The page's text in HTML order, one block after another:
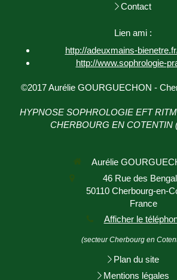
Contact
Lien ami :
http://adeuxmains-
http://www.sophrologie-
©2017 Aurélie GOURGUECHON -
HYPNOSE SOPHROLOGIE EFT
CHERBOURG EN COTENTIN
Aurélie
46 Rue des
50110 Cherbourg-en-
France
Afficher le
(secteur Cherbourg en
Plan du site
Mentions légales